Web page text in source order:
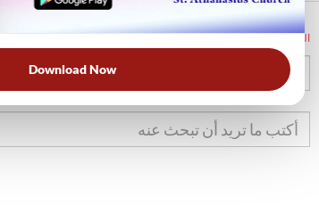
Download Now
الرئيسية